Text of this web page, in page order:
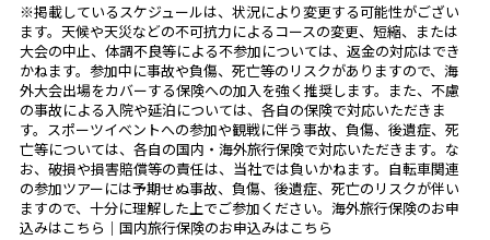
※掲載しているスケジュールは、状況により変更する可能性がござい
ます。天候や天災などの不可抗力によるコースの変更、短縮、または
大会の中止、体調不良等による不参加については、返金の対応はでき
かねます。参加中に事故や負傷、死亡等のリスクがありますので、海
外大会出場をカバーする保険への加入を強く推奨します。また、不慮
の事故による入院や延泊については、各自の保険で対応いただきま
す。スポーツイベントへの参加や観戦に伴う事故、負傷、後遺症、死
亡等については、各自の国内・海外旅行保険で対応いただきます。な
お、破損や損害賠償等の責任は、当社では負いかねます。自転車関連
の参加ツアーには予期せぬ事故、負傷、後遺症、死亡のリスクが伴い
ますので、十分に理解した上でご参加ください。海外旅行保険のお申
込みはこちら｜国内旅行保険のお申込みはこちら